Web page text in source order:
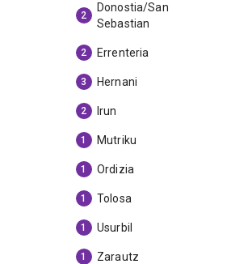
2
Donostia/San
Sebastian
2 Errenteria
3 Hernani
2 Irun
1 Mutriku
1 Ordizia
1 Tolosa
1 Usurbil
1 Zarautz